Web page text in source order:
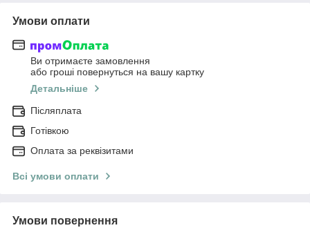
Умови оплати
Ви отримаєте замовлення
або гроші повернуться на вашу картку
Детальніше
Післяплата
Готівкою
Оплата за реквізитами
Всі умови оплати
Умови повернення